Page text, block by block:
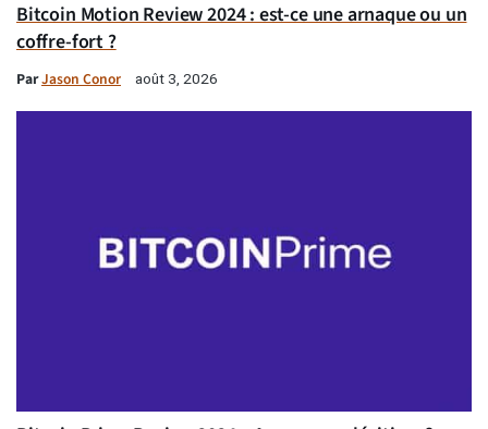
Bitcoin Motion Review 2024 : est-ce une arnaque ou un
coffre-fort ?
ParJason Conor août 3, 2026